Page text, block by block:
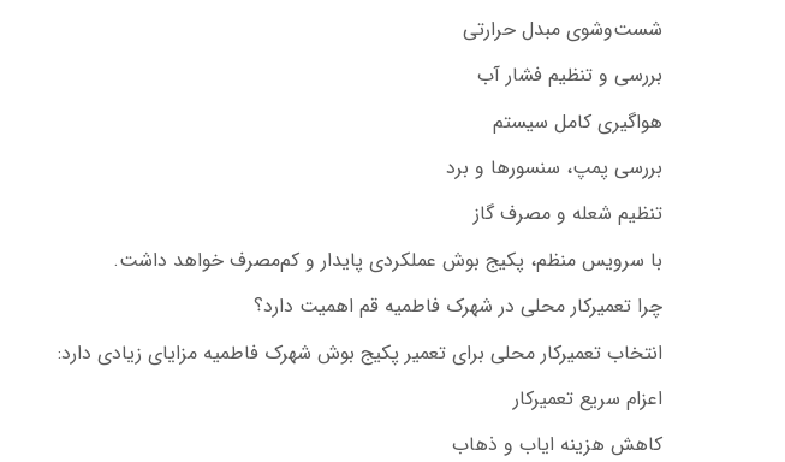
شست‌وشوی مبدل حرارتی
بررسی و تنظیم فشار آب
هواگیری کامل سیستم
بررسی پمپ، سنسورها و برد
تنظیم شعله و مصرف گاز
با سرویس منظم، پکیج بوش عملکردی پایدار و کم‌مصرف خواهد داشت.
چرا تعمیرکار محلی در شهرک فاطمیه قم اهمیت دارد؟
انتخاب تعمیرکار محلی برای تعمیر پکیج بوش شهرک فاطمیه مزایای زیادی دارد:
اعزام سریع تعمیرکار
کاهش هزینه ایاب و ذهاب